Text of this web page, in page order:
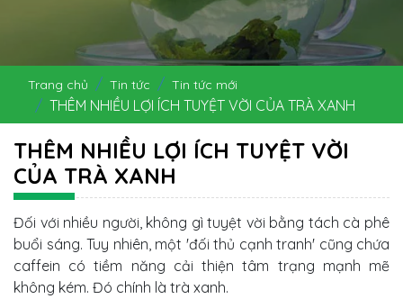
Trang chủ Tin tức Tin tức mới
THÊM NHIỀU LỢI ÍCH TUYỆT VỜI CỦA TRÀ XANH
THÊM NHIỀU LỢI ÍCH TUYỆT VỜI
CỦA TRÀ XANH
Đối với nhiều người, không gì tuyệt vời bằng tách cà phê
buổi sáng. Tuy nhiên, một 'đối thủ cạnh tranh' cũng chứa
caffein có tiềm năng cải thiện tâm trạng mạnh mẽ
không kém. Đó chính là trà xanh.